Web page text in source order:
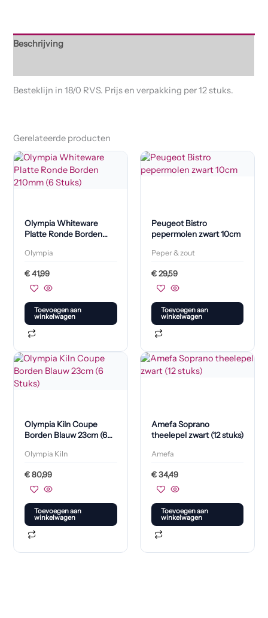
Beschrijving
Besteklijn in 18/0 RVS. Prijs en verpakking per 12 stuks.
Gerelateerde producten
Olympia Whiteware
Platte Ronde Borden
Olympia
€41,99
Toevoegen aan
winkelwagen
Peugeot Bistro
pepermolen zwart 10cm
Peper & zout
€29,59
Toevoegen aan
winkelwagen
Olympia Kiln Coupe
Borden Blauw 23cm (6
Olympia Kiln
€80,99
Toevoegen aan
winkelwagen
Amefa Soprano
theelepel zwart (12 stuks)
Amefa
€34,49
Toevoegen aan
winkelwagen